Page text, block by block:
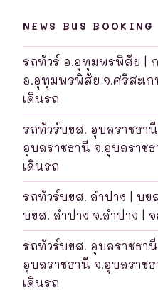
NEWS BUS BOOKING
รถทัวร์ อ.อุทุมพรพิสัย |
อ.อุทุมพรพิสัย จ.ศรีสะเก
เดินรถ
รถทัวร์บขส. อุบลราชธา
อุบลราชธานี จ.อุบลราช
เดินรถ
รถทัวร์บขส. ลำปาง | บ
บขส. ลำปาง จ.ลำปาง |
รถทัวร์บขส. อุบลราชธา
อุบลราชธานี จ.อุบลราช
เดินรถ